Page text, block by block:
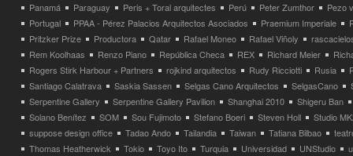
Panamá
Paraguay Peris + Toral arquitectes Perú Peter Zumthor
Pezo
Portugal
PPAA - Pérez Palacios Arquitectos Asociados Praemium Imperiale
Pritzker Prize
Productora Qatar Rafael Moneo Rafael Viñoly
Rem Koolhaas
Renzo Piano República Checa REX Richard Meier
Rogers Stirk Harbour + Partners
rojkind arquitectos Rudy Ricciotti Rusia
Santiago Calatrava
Saskia Sassen Selgas Cano Arquitectos SelgasCano
Serpentine Gallery
Serpentine Gallery Pavilion Shanghai 2010
Shigeru Ban
Solano Benítez
SOM Sou Fujimoto Stefano Boeri Steven Holl
Studio
suppose design office
Tadao Ando Tailandia Taiwan Tatiana Bilbao
Thomas Heatherwick
Tokio Toyo Ito Turquia Universidad UNStudio